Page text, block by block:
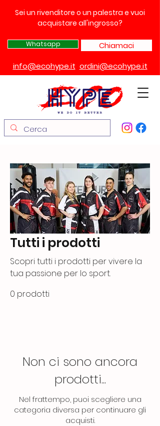
Sei un rivenditore o un palestra e vuoi
acquistare all'ingrosso?
Whatsapp
Chiamaci
info@ecohype.it ordini@ecohype.it
Tutti i prodotti
Scopri tutti i prodotti per vivere la
tua passione per lo sport.
0 prodotti
Non ci sono ancora
prodotti...
Nel frattempo, puoi scegliere una
categoria diversa per continuare gli
acquisti.